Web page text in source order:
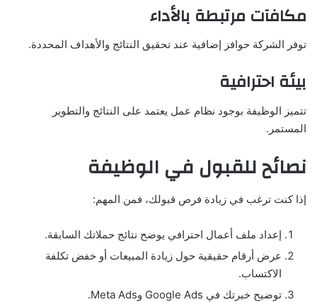
مكافآت مرتبطة بالأداء
توفر الشركة حوافز إضافية عند تحقيق النتائج والأهداف المحددة.
بيئة احترافية
تتميز الوظيفة بوجود نظام عمل يعتمد على النتائج والتطوير
المستمر.
نصائح للقبول في الوظيفة
إذا كنت ترغب في زيادة فرص قبولك، فمن المهم:
إعداد ملف أعمال احترافي يوضح نتائج حملاتك السابقة.
عرض أرقام حقيقية حول زيادة المبيعات أو خفض تكلفة
الاكتساب.
توضيح خبرتك في Google Ads وMeta Ads.